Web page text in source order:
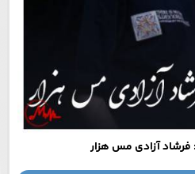
فرشاد آزادی مس هزار